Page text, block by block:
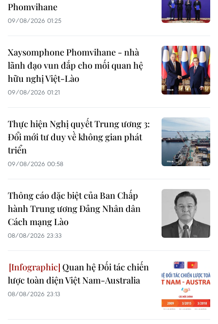
Phomvihane
09/08/2026 01:25
Xaysomphone Phomvihane - nhà
lãnh đạo vun đắp cho mối quan hệ
hữu nghị Việt-Lào
09/08/2026 01:21
Thực hiện Nghị quyết Trung ương 3:
Đổi mới tư duy về không gian phát
triển
09/08/2026 00:58
Thông cáo đặc biệt của Ban Chấp
hành Trung ương Đảng Nhân dân
Cách mạng Lào
08/08/2026 23:33
Quan hệ Đối tác chiến
lược toàn diện Việt Nam-Australia
08/08/2026 23:13